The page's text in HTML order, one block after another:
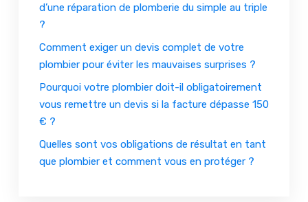
d’une réparation de plomberie du simple au triple
?
Comment exiger un devis complet de votre
plombier pour éviter les mauvaises surprises ?
Pourquoi votre plombier doit-il obligatoirement
vous remettre un devis si la facture dépasse 150
€ ?
Quelles sont vos obligations de résultat en tant
que plombier et comment vous en protéger ?